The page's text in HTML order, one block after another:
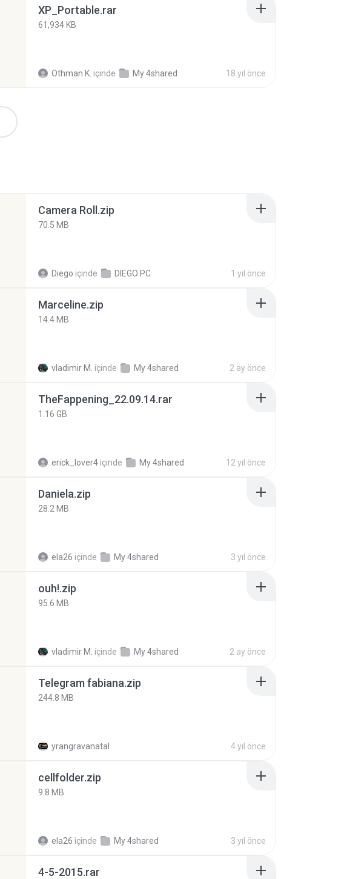
XP_Portable.rar
61,934 KB
Othman K. içinde My 4shared 18 yıl önce
Camera Roll.zip
70.5 MB
Diego içinde DIEGO PC 1 yıl önce
Marceline.zip
14.4 MB
vladimir M. içinde My 4shared 2 ay önce
TheFappening_22.09.14.rar
1.16 GB
erick_lover4 içinde My 4shared 12 yıl önce
Daniela.zip
28.2 MB
ela26 içinde My 4shared 3 yıl önce
ouh!.zip
95.6 MB
vladimir M. içinde My 4shared 2 ay önce
Telegram fabiana.zip
244.8 MB
yrangravanatal 4 yıl önce
cellfolder.zip
9.8 MB
ela26 içinde My 4shared 3 yıl önce
4-5-2015.rar